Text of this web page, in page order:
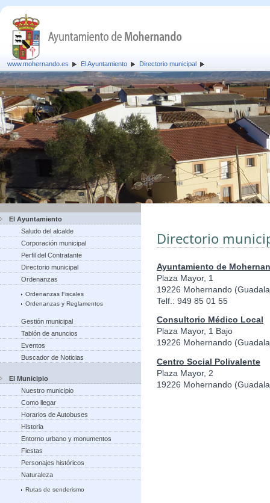
www.mohernando.es El Ayuntamiento Directorio municipal
El Ayuntamiento
Saludo del alcalde
Corporación municipal
Perfil del Contratante
Directorio municipal
Ordenanzas
Ordenanzas Fiscales
Ordenanzas y Reglamentos
Gestión municipal
Tablón de anuncios
Eventos
Buscador de Noticias
El Municipio
Nuestro municipio
Como llegar
Horarios de Autobuses
Historia
Entorno urbano y monumentos
Fiestas
Personajes históricos
Naturaleza
Rutas de senderismo
Directorio
Ayuntamiento de
Plaza Mayor, 1
19226 Mohernando
Telf.: 949 85 01 55
Consultorio Médico Local
Plaza Mayor, 1 Bajo
19226 Mohernando
Centro Social Polivalente
Plaza Mayor, 2
19226 Mohernando